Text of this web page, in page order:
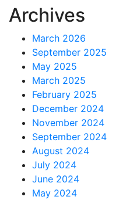
Archives
March 2026
September 2025
May 2025
March 2025
February 2025
December 2024
November 2024
September 2024
August 2024
July 2024
June 2024
May 2024